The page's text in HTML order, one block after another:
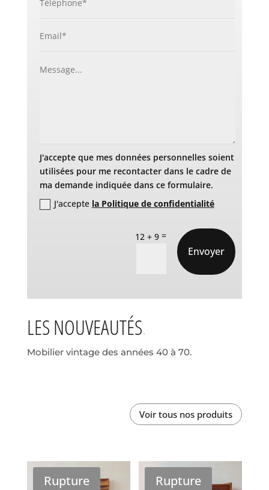
J'accepte que mes données personnelles soient
utilisées pour me recontacter dans le cadre de
ma demande indiquée dans ce formulaire.
J'accepte la Politique de confidentialité
12 + 9 =
Envoyer
LES NOUVEAUTÉS
Mobilier vintage des années 40 à 70.
Voir tous nos produits
Rupture Rupture